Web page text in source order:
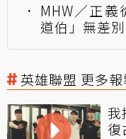
MHW／正
道伯」無差
英雄聯盟 更多
我
復